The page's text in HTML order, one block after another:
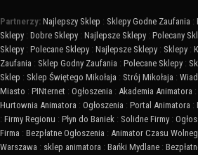
Partnerzy: Najlepszy Sklep : Sklepy Godne Zaufania :
Sklepy : Dobre Sklepy : Najlepsze Sklepy : Polecany
Sklepy : Polecane Sklepy : Najlepsze Sklepy : Sklepy :
Zaufania : Sklep Godny Zaufania : Polecane Sklepy :
Sklep : Sklep Świętego Mikołaja : Strój Mikołaja :
Miasto : PINternet : Ogłoszenia : Akademia Animatora :
Hurtownia Animatora : Ogłoszenia : Portal Animatora :
: Firmy Regionu : Płyn do Baniek : Solidne Firmy :
Firma : Bezpłatne Ogłoszenia : Animator Czasu
Warszawa : sklep animatora : Bańki Mydlane :